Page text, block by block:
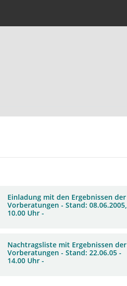
Einladung mit den Ergebnissen der
Vorberatungen - Stand: 08.06.2005,
10.00 Uhr -
Nachtragsliste mit Ergebnissen der
Vorberatungen - Stand: 22.06.05 -
14.00 Uhr -